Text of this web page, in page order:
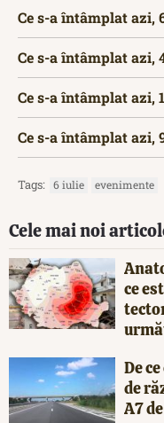
Ce s-a întâmplat azi,
Ce s-a întâmplat azi,
Ce s-a întâmplat azi,
Ce s-a întâmplat azi,
Tags: 6 iulie evenimente
Cele mai noi
ce
De
de
A7